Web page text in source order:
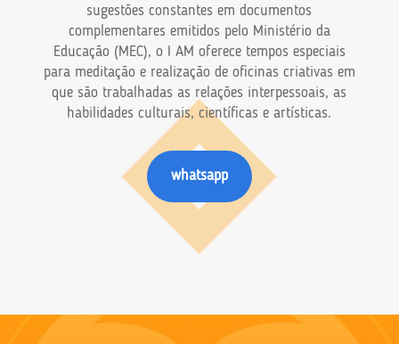
sugestões constantes em documentos
complementares emitidos pelo Ministério da
Educação (MEC), o I AM oferece tempos especiais
para meditação e realização de oficinas criativas em
que são trabalhadas as relações interpessoais, as
habilidades culturais, científicas e artísticas.
whatsapp